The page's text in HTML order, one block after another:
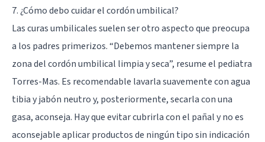
7. ¿Cómo debo cuidar el cordón umbilical?
Las curas umbilicales suelen ser otro aspecto que preocupa
a los padres primerizos. “Debemos mantener siempre la
zona del cordón umbilical limpia y seca”, resume el pediatra
Torres-Mas. Es recomendable lavarla suavemente con agua
tibia y jabón neutro y, posteriormente, secarla con una
gasa, aconseja. Hay que evitar cubrirla con el pañal y no es
aconsejable aplicar productos de ningún tipo sin indicación